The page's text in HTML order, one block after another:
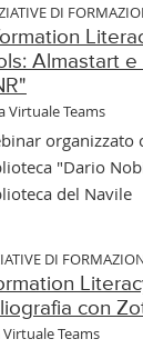
DI
Almastart e
Virtuale Teams
organizzato
"Dario
del Navile
DI
con
Virtuale Teams